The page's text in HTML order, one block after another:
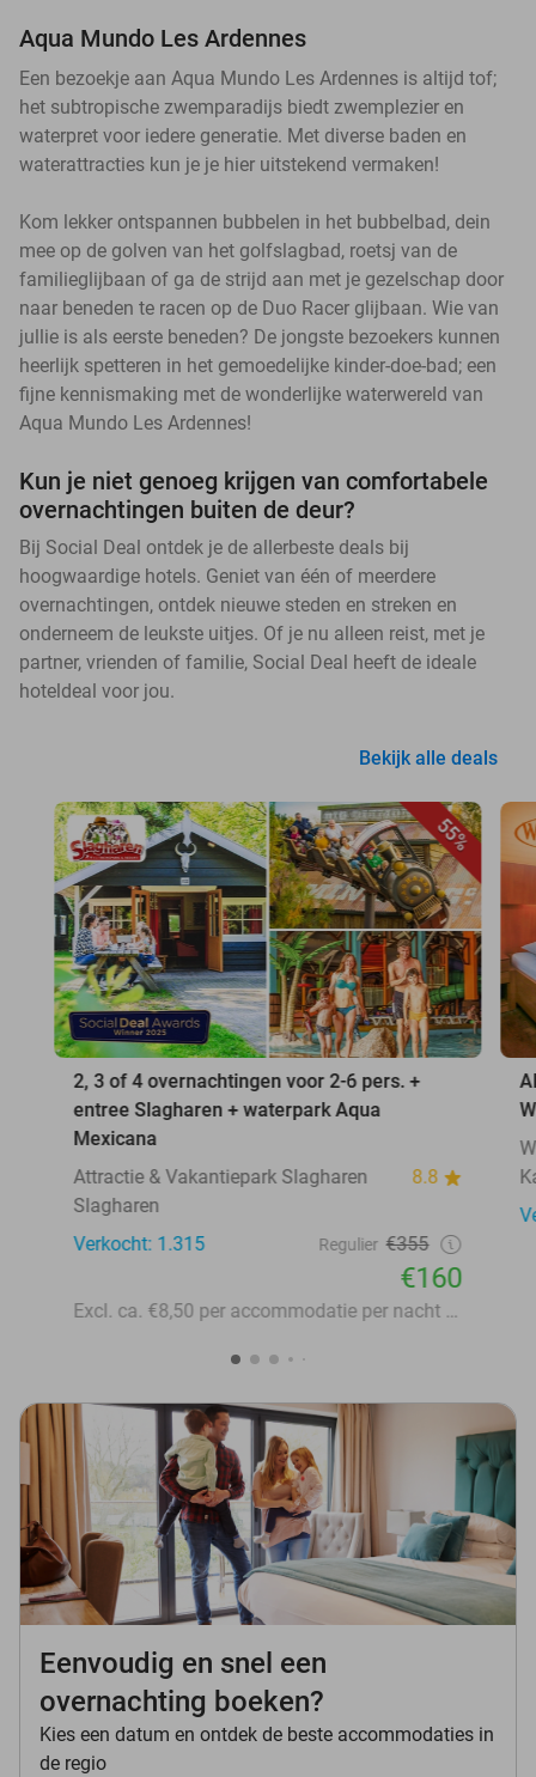
Aqua Mundo Les Ardennes
Een bezoekje aan Aqua Mundo Les Ardennes is altijd tof;
het subtropische zwemparadijs biedt zwemplezier en
waterpret voor iedere generatie. Met diverse baden en
waterattracties kun je je hier uitstekend vermaken!
Kom lekker ontspannen bubbelen in het bubbelbad, dein
mee op de golven van het golfslagbad, roetsj van de
familieglijbaan of ga de strijd aan met je gezelschap door
naar beneden te racen op de Duo Racer glijbaan. Wie van
jullie is als eerste beneden? De jongste bezoekers kunnen
heerlijk spetteren in het gemoedelijke kinder-doe-bad; een
fijne kennismaking met de wonderlijke waterwereld van
Aqua Mundo Les Ardennes!
Kun je niet genoeg krijgen van comfortabele
overnachtingen buiten de deur?
Bij Social Deal ontdek je de allerbeste deals bij
hoogwaardige hotels. Geniet van één of meerdere
overnachtingen, ontdek nieuwe steden en streken en
onderneem de leukste uitjes. Of je nu alleen reist, met je
partner, vrienden of familie, Social Deal heeft de ideale
hoteldeal voor jou.
Bekijk alle deals
55%
2, 3 of 4 overnachtingen voor 2-6 pers. +
entree Slagharen + waterpark Aqua
Mexicana
Attractie & Vakantiepark Slagharen
8.8
Slagharen
Verkocht: 1.315
Regulier €355
€160
Excl. ca. €8,50 per accommodatie per nacht aan lokale heffingen
Eenvoudig en snel een
overnachting boeken?
Kies een datum en ontdek de beste accommodaties in
de regio